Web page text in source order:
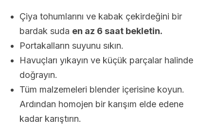
Çiya tohumlarını ve kabak çekirdeğini bir
bardak suda en az 6 saat bekletin.
Portakalların suyunu sıkın.
Havuçları yıkayın ve küçük parçalar halinde
doğrayın.
Tüm malzemeleri blender içerisine koyun.
Ardından homojen bir karışım elde edene
kadar karıştırın.